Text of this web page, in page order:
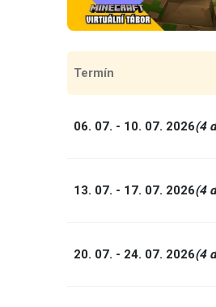
Termín
06. 07. - 10. 07. 2026(4
13. 07. - 17. 07. 2026(4
20. 07. - 24. 07. 2026(4